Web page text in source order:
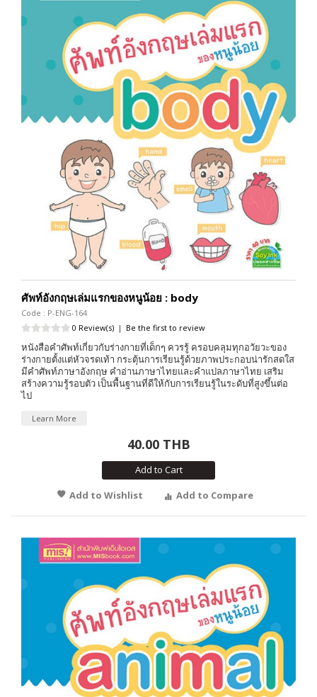
ศัพท์อังกฤษเล่มแรกของหนูน้อย : body
Code : P-ENG-164
0 Review(s) | Be the first to review
หนังสือคำศัพท์เกี่ยวกับร่างกายที่เด็กๆ ควรรู้ ครอบคลุมทุกอวัยวะของ
ร่างกายตั้งแต่หัวจรดเท้า กระตุ้นการเรียนรู้ด้วยภาพประกอบน่ารักสดใส
มีคำศัพท์ภาษาอังกฤษ คำอ่านภาษาไทยและคำแปลภาษาไทย เสริม
สร้างความรู้รอบตัว เป็นพื้นฐานที่ดีให้กับการเรียนรู้ในระดับที่สูงขึ้นต่อ
ไป
Learn More
40.00 THB
Add to Cart
Add to Wishlist
Add to Compare